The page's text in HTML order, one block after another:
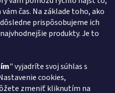
čas. Na základe toho, ako
prispôsobujeme ich
produkty. Je to
" vyjadríte svoj súhlas s
cookies,
zmeniť kliknutím na